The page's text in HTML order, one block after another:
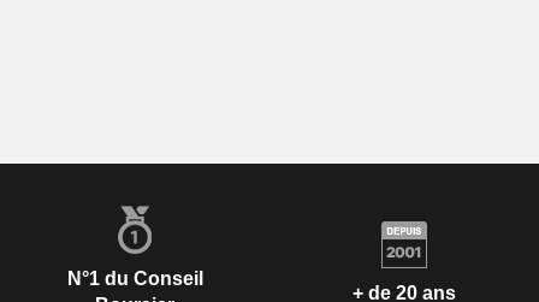
N°1 du Conseil
+ de 20 ans